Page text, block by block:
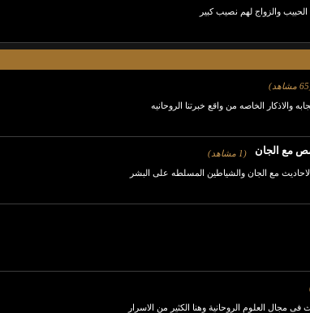
والزواج لهم نصيب كبير
الخاصه من واقع خبرتنا الروحانيه
مع الجان
(1 مشاهد)
مع الجان والشياطين المسلطه على البشر
مجال العلوم الروحانية وهنا الكثير من الاسرار